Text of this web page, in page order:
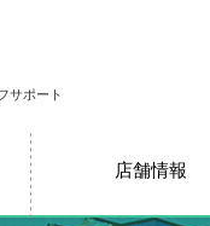
サポート
店舗情報